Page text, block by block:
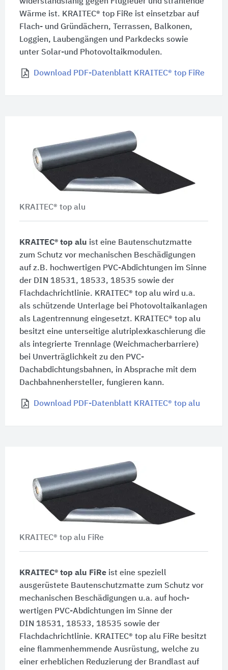
Wärme ist. KRAITEC® top FiReist einsetzbar auf
Flach- und Gründächern, Terrassen, Balkonen,
Loggien, Laubengängen und Parkdecks sowie
unter Solar-und Photovoltaikmodulen.
Download PDF-Datenblatt KRAITEC® top FiRe
KRAITEC® top alu
KRAITEC® top alu ist eine Bautenschutzmatte
zum Schutz vor mechanischen Beschädigungen
auf z.B. hochwertigen PVC-Abdichtungen im Sinne
der DIN 18531, 18533, 18535 sowie der
Flachdachrichtlinie. KRAITEC® top alu wird u.a.
als schützende Unterlage bei Photovoltaikanlagen
als Lagentrennung eingesetzt. KRAITEC® top alu
besitzt eine unterseitige alutriplexkaschierung die
als integrierte Trennlage (Weichmacherbarriere)
bei Unverträglichkeit zu den PVC-
Dachabdichtungsbahnen, in Absprache mit dem
Dachbahnenhersteller, fungieren kann.
Download PDF-Datenblatt KRAITEC® top alu
KRAITEC® top alu FiRe
KRAITEC® top alu FiReist eine speziell
ausgerüstete Bautenschutzmatte zum Schutz vor
mechanischen Beschädigungen u.a. auf hoch-
wertigen PVC-Abdichtungen im Sinne der
DIN 18531, 18533, 18535 sowie der
Flachdachrichtlinie. KRAITEC® top alu FiRebesitzt
eine flammenhemmende Ausrüstung, welche zu
einer erheblichen Reduzierung der Brandlast auf